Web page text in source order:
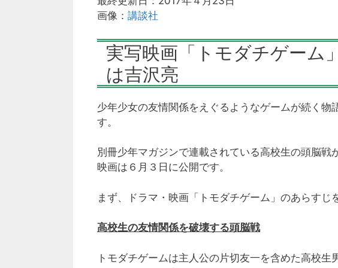
画像： 講談社
実写映画「トモダチゲーム
は吉沢亮
少年少女の友情関係をえぐるようなゲームが続く
す。
別冊少年マガジンで連載されている高校生の頭脳戦
映画は６月３日に公開です。
まず、ドラマ・映画「トモダチゲーム」のあらすじ
高校生の友情関係を破壊する頭脳戦
トモダチゲームは主人公の片切友一を含めた高校